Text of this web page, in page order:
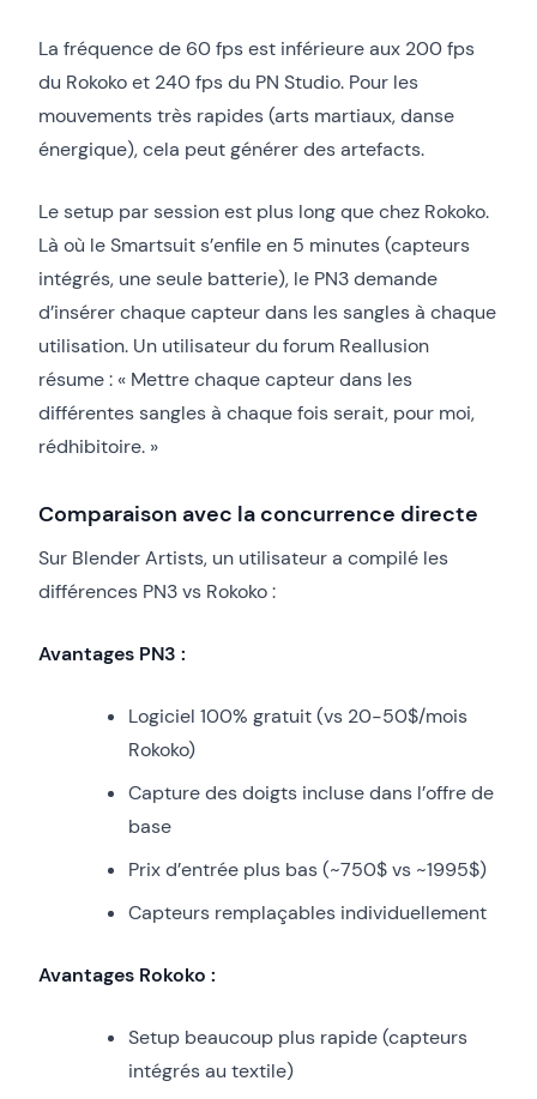
La fréquence de 60 fps est inférieure aux 200 fps
du Rokoko et 240 fps du PN Studio. Pour les
mouvements très rapides (arts martiaux, danse
énergique), cela peut générer des artefacts.
Le setup par session est plus long que chez Rokoko.
Là où le Smartsuit s’enfile en 5 minutes (capteurs
intégrés, une seule batterie), le PN3 demande
d’insérer chaque capteur dans les sangles à chaque
utilisation. Un utilisateur du forum Reallusion
résume : « Mettre chaque capteur dans les
différentes sangles à chaque fois serait, pour moi,
rédhibitoire. »
Comparaison avec la concurrence directe
Sur Blender Artists, un utilisateur a compilé les
différences PN3 vs Rokoko :
Avantages PN3 :
Logiciel 100% gratuit (vs 20-50$/mois
Rokoko)
Capture des doigts incluse dans l’offre de
base
Prix d’entrée plus bas (~750$ vs ~1995$)
Capteurs remplaçables individuellement
Avantages Rokoko :
Setup beaucoup plus rapide (capteurs
intégrés au textile)